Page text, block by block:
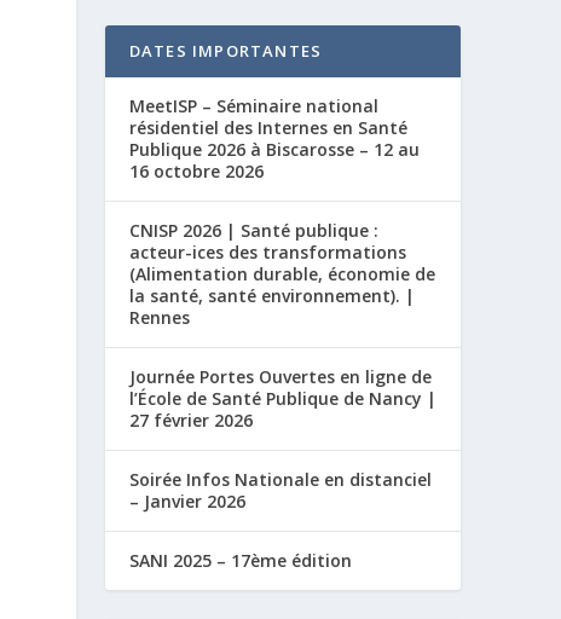
DATES IMPORTANTES
MeetISP – Séminaire national
résidentiel des Internes en Santé
Publique 2026 à Biscarosse – 12 au
16 octobre 2026
CNISP 2026 | Santé publique :
acteur-ices des transformations
(Alimentation durable, économie de
la santé, santé environnement). |
Rennes
Journée Portes Ouvertes en ligne de
l’École de Santé Publique de Nancy |
27 février 2026
Soirée Infos Nationale en distanciel
– Janvier 2026
SANI 2025 – 17ème édition